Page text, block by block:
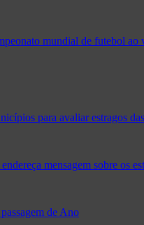
mundial de futebol
para avaliar estragos
mensagem sobre os
de Ano